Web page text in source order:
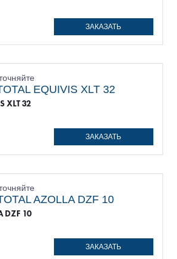
ЗАКАЗАТЬ
XLT 32
ЗАКАЗАТЬ
DZF 10
ЗАКАЗАТЬ